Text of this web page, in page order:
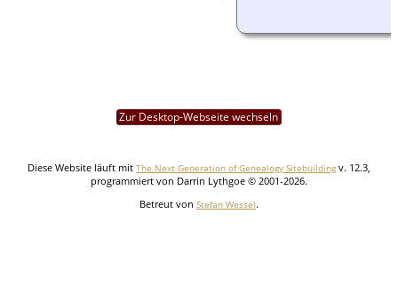
Zur Desktop-Webseite wechseln
Diese Website läuft mit The Next Generation of Genealogy Sitebuilding v. 12.3,
programmiert von Darrin Lythgoe © 2001-2026.
Betreut von Stefan Wessel.